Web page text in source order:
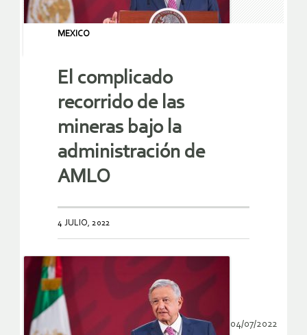
MEXICO
El complicado
recorrido de las
mineras bajo la
administración de
AMLO
4 JULIO, 2022
04/07/2022